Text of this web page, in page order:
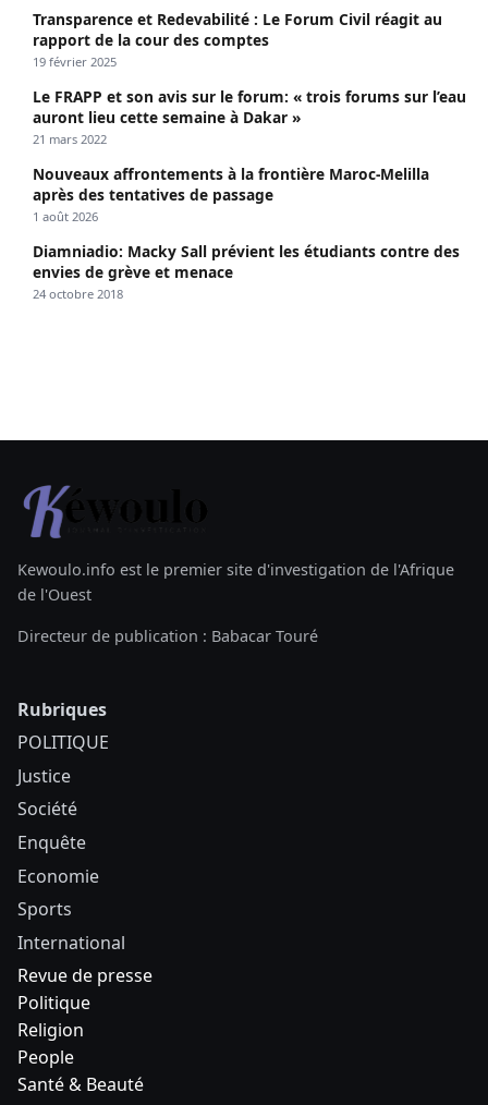
Transparence et Redevabilité : Le Forum Civil réagit au
rapport de la cour des comptes
19 février 2025
Le FRAPP et son avis sur le forum: « trois forums sur l’eau
auront lieu cette semaine à Dakar »
21 mars 2022
Nouveaux affrontements à la frontière Maroc-Melilla
après des tentatives de passage
1 août 2026
Diamniadio: Macky Sall prévient les étudiants contre des
envies de grève et menace
24 octobre 2018
Kewoulo.info est le premier site d'investigation de l'Afrique
de l'Ouest
Directeur de publication : Babacar Touré
Rubriques
POLITIQUE
Justice
Société
Enquête
Economie
Sports
International
Revue de presse
Politique
Religion
People
Santé & Beauté